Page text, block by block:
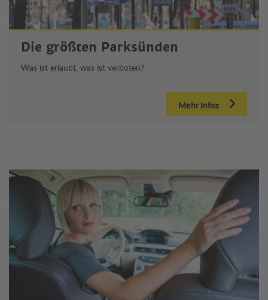
Die größten Parksünden
Was ist erlaubt, was ist verboten?
Mehr Infos